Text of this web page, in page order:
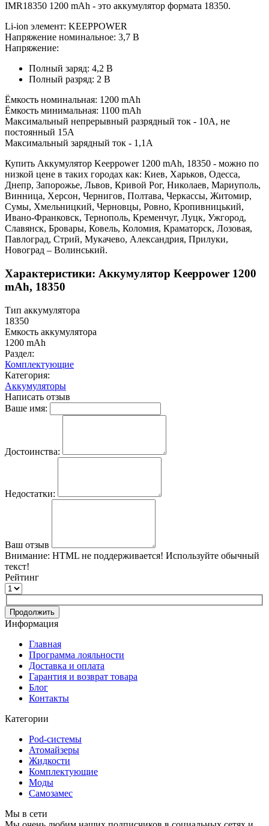
IMR18350 1200 mAh - это аккумулятор формата 18350.
Li-ion элемент: KEEPPOWER
Напряжение номинальное: 3,7 В
Напряжение:
Полный заряд: 4,2 В
Полный разряд: 2 В
Ёмкость номинальная: 1200 mAh
Ёмкость минимальная: 1100 mAh
Максимальный непрерывный разрядный ток - 10А, не
постоянный 15А
Максимальный зарядный ток - 1,1А
Купить Аккумулятор Keeppower 1200 mAh, 18350 - можно по
низкой цене в таких городах как: Киев, Харьков, Одесса,
Днепр, Запорожье, Львов, Кривой Рог, Николаев, Мариуполь,
Винница, Херсон, Чернигов, Полтава, Черкассы, Житомир,
Сумы, Хмельницкий, Черновцы, Ровно, Кропивницький,
Ивано-Франковск, Тернополь, Кременчуг, Луцк, Ужгород,
Славянск, Бровары, Ковель, Коломия, Краматорск, Лозовая,
Павлоград, Стрий, Мукачево, Александрия, Прилуки,
Новоград – Волинський.
Характеристики: Аккумулятор Keeppower 1200
mAh, 18350
Тип аккумулятора
18350
Емкость аккумулятора
1200 mAh
Раздел:
Комплектующие
Категория:
Аккумуляторы
Написать отзыв
Ваше имя:
Достоинства:
Недостатки:
Ваш отзыв
Внимание: HTML не поддерживается! Используйте обычный
текст!
Рейтинг
Продолжить
Информация
Главная
Программа лояльности
Доставка и оплата
Гарантия и возврат товара
Блог
Контакты
Категории
Pod-системы
Атомайзеры
Жидкости
Комплектующие
Моды
Самозамес
Мы в сети